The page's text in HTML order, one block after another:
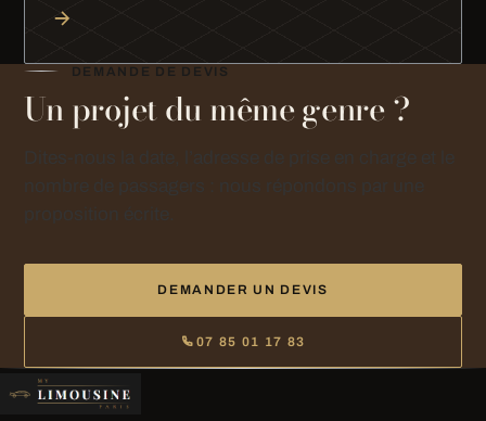
DEMANDE DE DEVIS
Un projet du même genre ?
DEMANDER UN DEVIS
07 85 01 17 83